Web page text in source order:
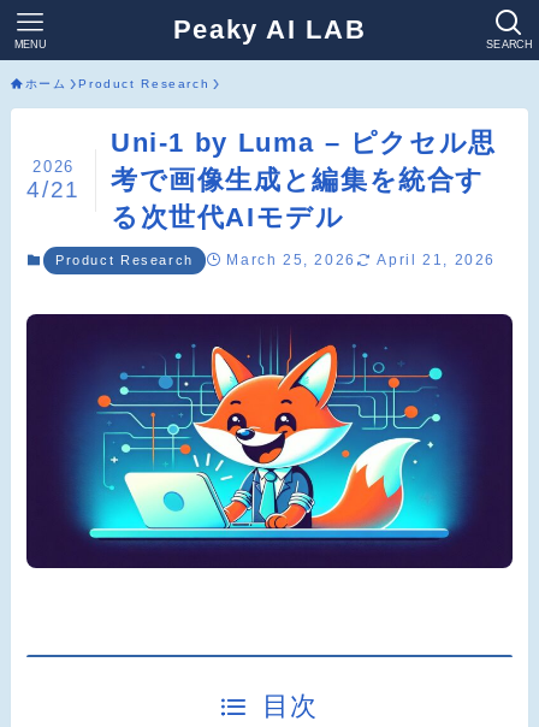
Peaky AI LAB SEARCH
MENU
ホーム Product Research
Uni-1 by Luma – ピクセル思
考で画像生成と編集を統合す
る次世代AIモデル
2026
4/21
Product Research March 25, 2026 April 21, 2026
目次